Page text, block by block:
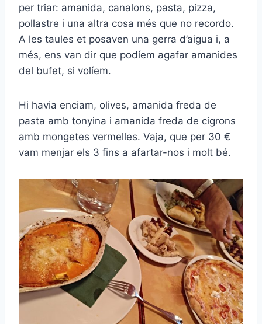
per triar: amanida, canalons, pasta, pizza,
pollastre i una altra cosa més que no recordo.
A les taules et posaven una gerra d’aigua i, a
més, ens van dir que podíem agafar amanides
del bufet, si volíem.
Hi havia enciam, olives, amanida freda de
pasta amb tonyina i amanida freda de cigrons
amb mongetes vermelles. Vaja, que per 30 €
vam menjar els 3 fins a afartar-nos i molt bé.